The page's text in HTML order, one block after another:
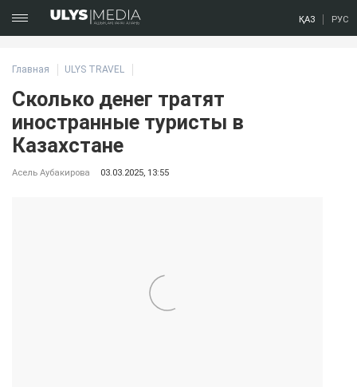
ҚАЗ РУС
Главная ULYS TRAVEL
Сколько денег тратят
иностранные туристы в
Казахстане
Асель Аубакирова 03.03.2025, 13:55